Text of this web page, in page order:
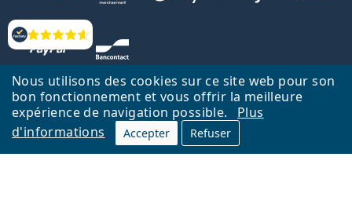
Nous utilisons des cookies sur ce site web pour son
bon fonctionnement et vous offrir la meilleure
expérience de navigation possible.
Plus
d'informations
Accepter Refuser
Évaluation
Retour à la page d'accueil Haut
Nederlands